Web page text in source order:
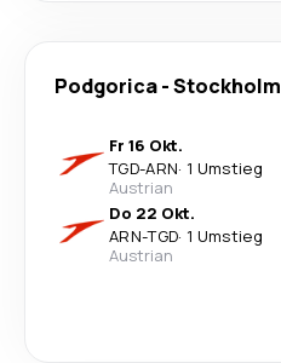
Podgorica-Stockholm
Fr 16 Okt.
TGD-ARN· 1 Umstieg
Austrian
Do 22 Okt.
ARN-TGD· 1 Umstieg
Austrian